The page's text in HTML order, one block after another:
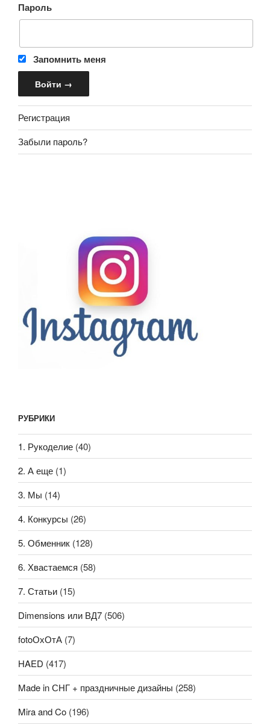
Пароль
Запомнить меня
Регистрация
Забыли пароль?
РУБРИКИ
1. Рукоделие (40)
2. А еще (1)
3. Мы (14)
4. Конкурсы (26)
5. Обменник (128)
6. Хвастаемся (58)
7. Статьи (15)
Dimensions или ВД7 (506)
fotoОхОтА (7)
HAED (417)
Made in СНГ + праздничные дизайны (258)
Mira and Co (196)